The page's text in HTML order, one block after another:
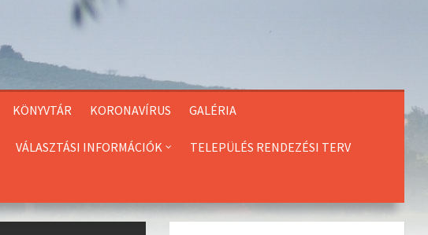
KÖNYVTÁR KORONAVÍRUS GALÉRIA
VÁLASZTÁSI INFORMÁCIÓK TELEPÜLÉS RENDEZÉSI TERV